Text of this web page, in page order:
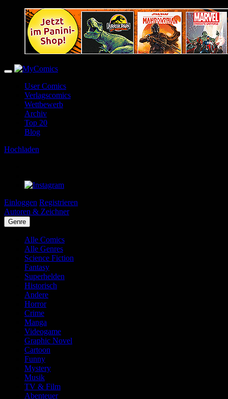
User Comics
Verlagscomics
Wettbewerb
Archiv
Top 20
Blog
Hochladen
Einloggen Registrieren
Autoren & Zeichner
Genre
Alle Comics
Alle Genres
Science Fiction
Fantasy
Superhelden
Historisch
Andere
Horror
Crime
Manga
Videogame
Graphic Novel
Cartoon
Funny
Mystery
Musik
TV & Film
Abenteuer